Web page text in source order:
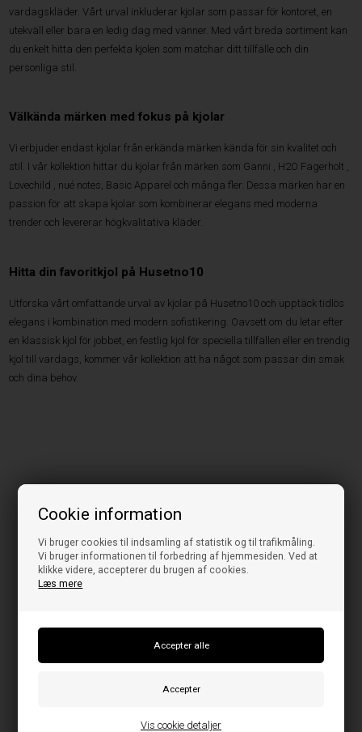
Cookie information
Vi bruger cookies til indsamling af statistik og til trafikmåling.
Vi bruger informationen til forbedring af hjemmesiden. Ved at
klikke videre, accepterer du brugen af cookies.
Læs mere
Vis cookie detaljer
vardagskläder. Vårt urval inkluderar kjolar som passar för kontoret, en
utekväll eller bara en ledig dag med vänner. Med vårt breda sortiment kan
du enkelt hitta den perfekta kjolen som matchar ditt tillfälle och din
personliga stil.
Välkända märken med fokus på kjolar
Vi erbjuder endast kjolar från erkända märken kända för sin kvalitet och
stil. I vår kollektion hittar du kjolar från märken som Ganni , H2O Fagerholt ,
Lovechild , nué notes, Basic Apparel och många fler. Dessa märken har en
passion för att skapa kjolar som kombinerar elegans med moderna
trender och levererar högkvalitativa kläder.
Hitta din favoritkjol på Husetno10
Utforska vårt omfattande urval av kjolar på Husetno10 och upptäck tidlös
elegans i kombination med modern sofistikering. Oavsett om du letar efter
en klassisk kjol för jobbet, en festlig kjol för speciella tillfällen eller en trendig
kjol till vardags, kommer vår kollektion att ha något som passar din smak
och dina behov.